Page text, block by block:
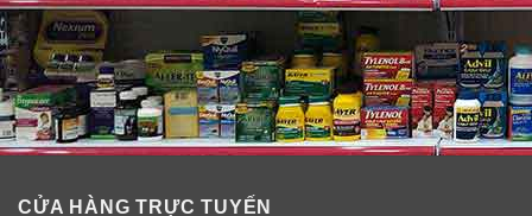
CỬA HÀNG TRỰC TUYẾN